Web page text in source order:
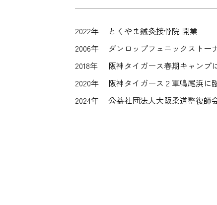
2022年
とくやま鍼灸接骨院 開業
2006年
ダンロップフェニックストー
2018年
阪神タイガース春期キャンプ
2020年
阪神タイガース２軍鳴尾浜に
2024年
公益社団法人大阪柔道整復師